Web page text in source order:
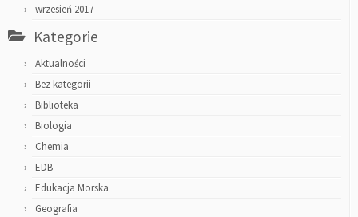
wrzesień 2017
Kategorie
Aktualności
Bez kategorii
Biblioteka
Biologia
Chemia
EDB
Edukacja Morska
Geografia